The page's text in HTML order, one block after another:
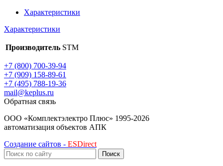
Характеристики
Характеристики
Производитель STM
+7 (800) 700-39-94
+7 (909) 158-89-61
+7 (495) 788-19-36
mail@keplus.ru
Обратная связь
ООО «Комплектэлектро Плюс» 1995-2026
автоматизация объектов АПК
Создание сайтов - ESDirect
Поиск